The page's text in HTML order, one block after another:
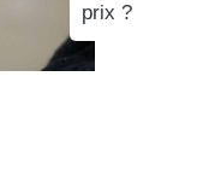
prix ?